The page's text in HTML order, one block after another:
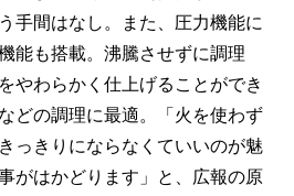
手間はなし。また、圧力機能に
能も搭載。沸騰させずに調理
やわらかく仕上げることができ
どの調理に最適。「火を使わず
っきりにならなくていいのが魅
がはかどります」と、広報の原